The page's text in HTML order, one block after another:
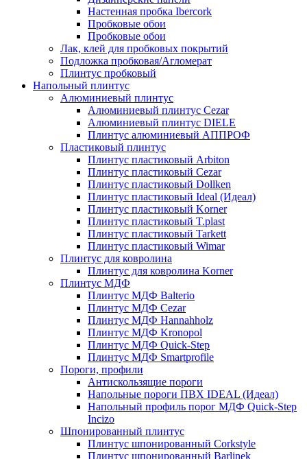
Настенная пробка Ibercork
Пробковые обои
Пробковые обои
Лак, клей для пробковых покрытий
Подложка пробковая/Агломерат
Плинтус пробковый
Напольный плинтус
Алюминиевый плинтус
Алюминиевый плинтус Cezar
Алюминиевый плинтус DIELE
Плинтус алюминиевый АППРОФ
Пластиковый плинтус
Плинтус пластиковый Arbiton
Плинтус пластиковый Cezar
Плинтус пластиковый Dollken
Плинтус пластиковый Ideal (Идеал)
Плинтус пластиковый Korner
Плинтус пластиковый T.plast
Плинтус пластиковый Tarkett
Плинтус пластиковый Wimar
Плинтус для ковролина
Плинтус для ковролина Korner
Плинтус МДФ
Плинтус МДФ Balterio
Плинтус МДФ Cezar
Плинтус МДФ Hannahholz
Плинтус МДФ Kronopol
Плинтус МДФ Quick-Step
Плинтус МДФ Smartprofile
Пороги, профили
Антискользящие пороги
Напольные пороги ПВХ IDEAL (Идеал)
Напольный профиль порог МДФ Quick-Step
Incizo
Шпонированный плинтус
Плинтус шпонированный Corkstyle
Плинтус шпонированный Barlinek